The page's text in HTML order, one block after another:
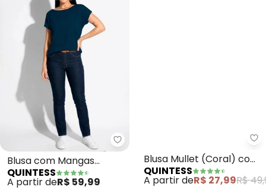
Quintess - Blusa com Mangas
Blusa com Mangas
Curtas (Marinho)
QUINTESS
A partir deR$ 59,99
Blusa Mullet (Coral) com
Fendas
QUINTESS
A partir deR$ 27,99R$